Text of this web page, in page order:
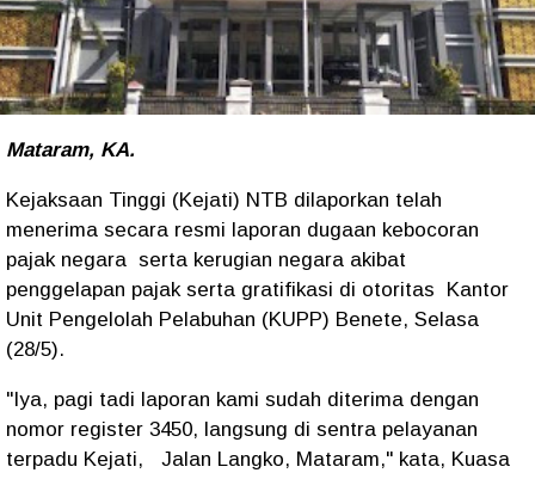
Mataram, KA.
Kejaksaan Tinggi (Kejati) NTB dilaporkan telah
menerima secara resmi laporan dugaan kebocoran
pajak negara serta kerugian negara akibat
penggelapan pajak serta gratifikasi di otoritas Kantor
Unit Pengelolah Pelabuhan (KUPP) Benete, Selasa
(28/5).
"Iya, pagi tadi laporan kami sudah diterima dengan
nomor register 3450, langsung di sentra pelayanan
terpadu Kejati, Jalan Langko, Mataram," kata, Kuasa